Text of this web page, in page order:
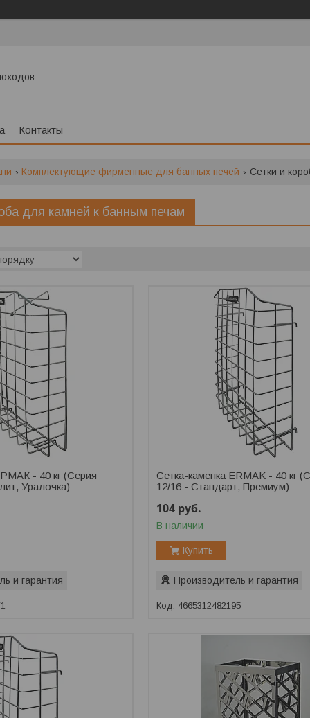
Контакты
Комплектующие фирменные для банных печей Сетки и
для камней к банным печам
- 40 кг (Серия
Уралочка)
и гарантия
Сетка-каменка ERMAK - 40 кг
12/16 - Стандарт, Премиум)
104 руб.
В наличии
Купить
Производитель и гарантия
4665312482195